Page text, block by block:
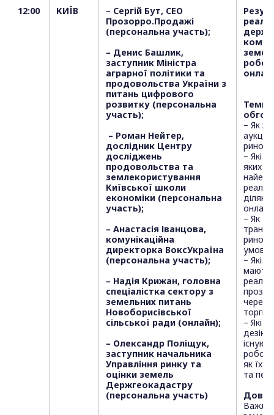
12:00
КИЇВ
– Сергій Бут, СЕО
Прозорро.Продажі
(персональна участь);
– Денис Башлик,
заступник Міністра
аграрної політики та
продовольства України з
питань цифрового
розвитку (персональна
участь);
– Роман Нейтер,
дослідник Центру
досліджень
продовольства та
землекористування
Київської школи
економіки (персональна
участь);
– Анастасія Іванцова,
комунікаційна
директорка ВоксУкраїна
(персональна участь);
– Надія Крижан, головна
спеціалістка сектору з
земельних питань
Новоборисівської
сільської ради (онлайн);
– Олександр Поліщук,
заступник начальника
Управління ринку та
оцінки земель
Держгеокадастру
(персональна участь)
Теми
– Як
ринок
– Які
яких
– Як
ринок
– Які
мають
через
торги?
– Які
як їх
та